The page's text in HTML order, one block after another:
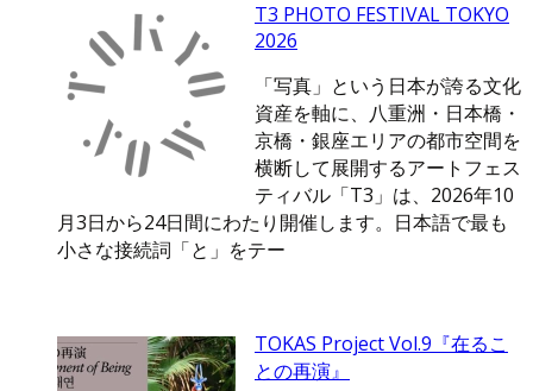
T3 PHOTO FESTIVAL TOKYO
2026
「写真」という日本が誇る文化
資産を軸に、八重洲・日本橋・
京橋・銀座エリアの都市空間を
横断して展開するアートフェス
ティバル「T3」は、2026年10
月3日から24日間にわたり開催します。日本語で最も
小さな接続詞「と」をテー
TOKAS Project Vol.9『在るこ
との再演』